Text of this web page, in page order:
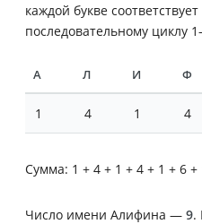
каждой букве
последовательному циклу
А Л И Ф
1 4 1 4
Сумма: 1 + 4 + 1 + 4 + 1 + 6 +
Число имени Алифина — 9.